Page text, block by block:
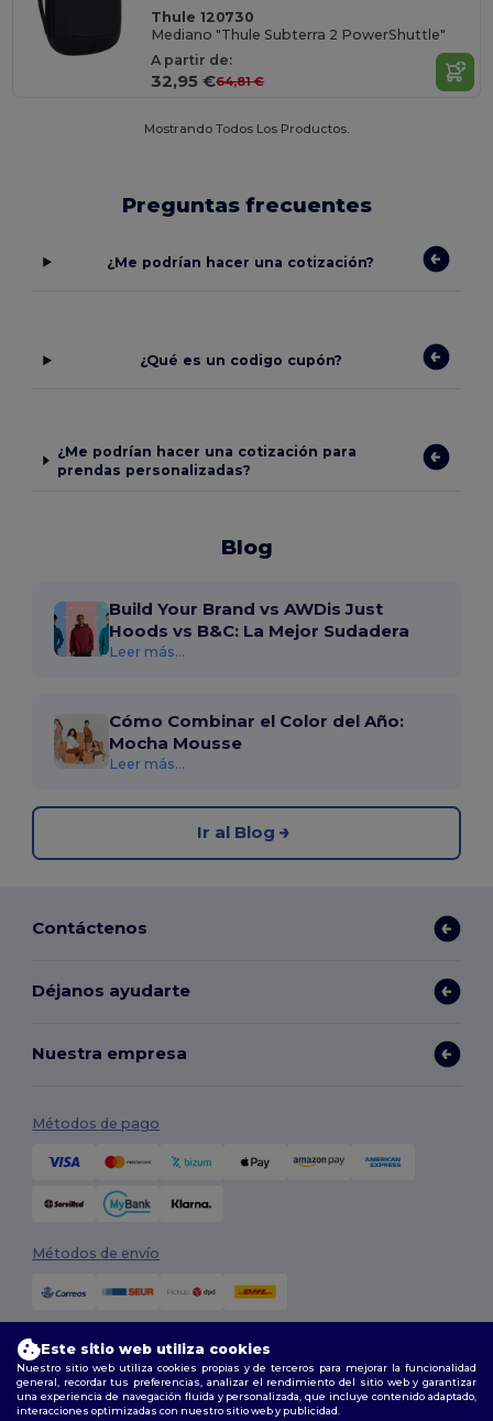
Thule 120730
Mediano "Thule Subterra 2 PowerShuttle"
A partir de:
32,95 €64,81 €
Mostrando Todos Los Productos.
Preguntas frecuentes
¿Me podrían hacer una cotización?
¿Qué es un codigo cupón?
¿Me podrían hacer una cotización para
prendas personalizadas?
Blog
Build Your Brand vs AWDis Just
Hoods vs B&C: La Mejor Sudadera
Leer más...
Cómo Combinar el Color del Año:
Mocha Mousse
Leer más...
Ir al Blog
Contáctenos
Déjanos ayudarte
Nuestra empresa
Métodos de pago
Métodos de envío
Síguenos
Este sitio web utiliza cookies
Nuestro sitio web utiliza cookies propias y de terceros para mejorar la funcionalidad
general, recordar tus preferencias, analizar el rendimiento del sitio web y garantizar
una experiencia de navegación fluida y personalizada, que incluye contenido adaptado,
interacciones optimizadas con nuestro sitio web y publicidad.